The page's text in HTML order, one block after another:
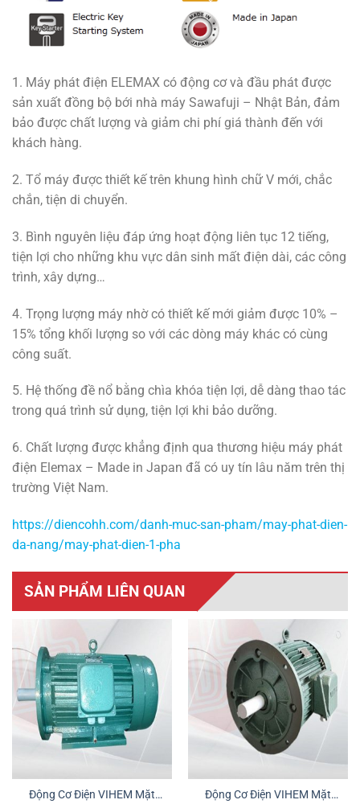
1. Máy phát điện ELEMAX có động cơ và đầu phát được
sản xuất đồng bộ bới nhà máy Sawafuji – Nhật Bản, đảm
bảo được chất lượng và giảm chi phí giá thành đến với
khách hàng.
2. Tổ máy được thiết kế trên khung hình chữ V mới, chắc
chắn, tiện di chuyển.
3. Bình nguyên liệu đáp ứng hoạt động liên tục 12 tiếng,
tiện lợi cho những khu vực dân sinh mất điện dài, các công
trình, xây dựng…
4. Trọng lượng máy nhờ có thiết kế mới giảm được 10% –
15% tổng khối lượng so với các dòng máy khác có cùng
công suất.
5. Hệ thống đề nổ bằng chìa khóa tiện lợi, dễ dàng thao tác
trong quá trình sử dụng, tiện lợi khi bảo dưỡng.
6. Chất lượng được khẳng định qua thương hiệu máy phát
điện Elemax – Made in Japan đã có uy tín lâu năm trên thị
trường Việt Nam.
https://diencohh.com/danh-muc-san-pham/may-phat-dien-
da-nang/may-phat-dien-1-pha
SẢN PHẨM LIÊN QUAN
Động Cơ Điện VIHEM Mặt
Động Cơ Điện VIHEM Mặt